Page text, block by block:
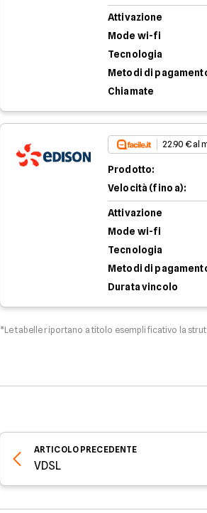
Attivazione
Mode wi-fi
Tecnologia
Metodi di
Chiamate
22.90 € al
Prodotto:
Velocità (fino a):
Attivazione
Mode wi-fi
Tecnologia
Metodi di
Durata vincolo
*Le tabelle riportano a titolo esemplificativo la
ARTICOLO PRECEDENTE
VDSL